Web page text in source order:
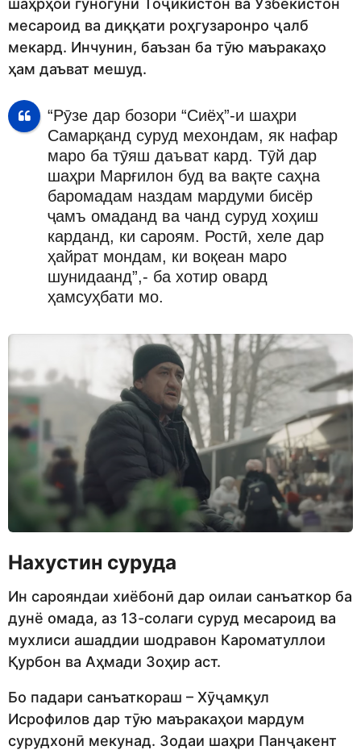
шаҳрҳои гуногуни Тоҷикистон ва Узбекистон
месароид ва диққати роҳгузаронро ҷалб
мекард. Инчунин, баъзан ба тӯю маъракаҳо
ҳам даъват мешуд.
“Рӯзе дар бозори “Сиёҳ”-и шаҳри
Самарқанд суруд мехондам, як нафар
маро ба тӯяш даъват кард. Тӯй дар
шаҳри Марғилон буд ва вақте саҳна
баромадам наздам мардуми бисёр
ҷамъ омаданд ва чанд суруд хоҳиш
карданд, ки сароям. Ростӣ, хеле дар
ҳайрат мондам, ки воқеан маро
шунидаанд”,- ба хотир овард
ҳамсуҳбати мо.
Нахустин суруда
Ин сарояндаи хиёбонӣ дар оилаи санъаткор ба
дунё омада, аз 13-солаги суруд месароид ва
мухлиси ашаддии шодравон Кароматуллои
Қурбон ва Аҳмади Зоҳир аст.
Бо падари санъаткораш – Хӯҷамқул
Исрофилов дар тӯю маъракаҳои мардум
сурудхонӣ мекунад. Зодаи шаҳри Панҷакент